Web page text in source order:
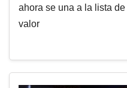
ahora se una a la lista
valor